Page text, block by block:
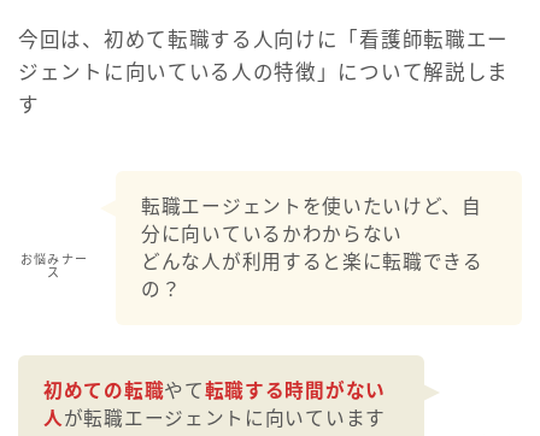
今回は、初めて転職する人向けに「看護師転職エー
ジェントに向いている人の特徴」について解説しま
す
お悩みナー
ス
転職エージェントを使いたいけど、自
分に向いているかわからない
どんな人が利用すると楽に転職できる
の？
初めての転職やて転職する時間がない
人 が転職エージェントに向いています